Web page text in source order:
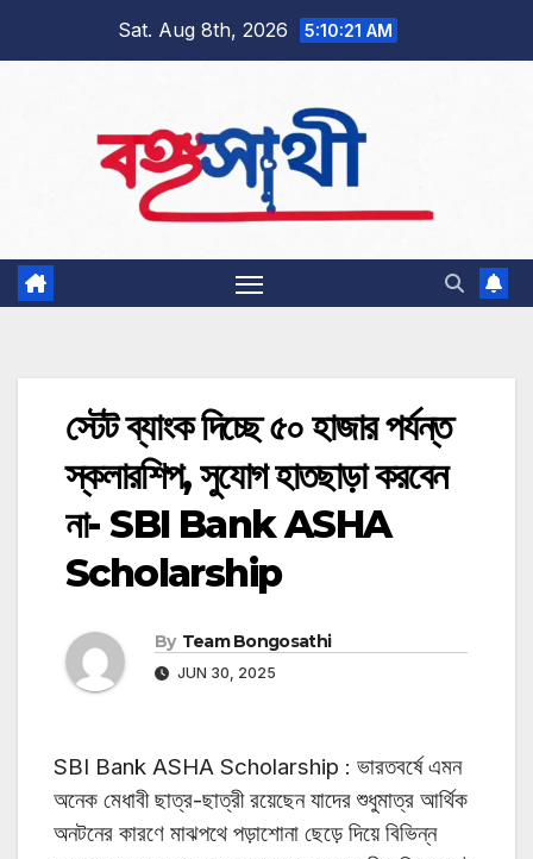
Sat. Aug 8th, 2026 5:10:22 AM
স্টেট ব্যাংক দিচ্ছে ৫০ হাজার পর্যন্ত
স্কলারশিপ, সুযোগ হাতছাড়া করবেন
না- SBI Bank ASHA
Scholarship
By Team Bongosathi
JUN 30, 2025
SBI Bank ASHA Scholarship : ভারতবর্ষে এমন
অনেক মেধাবী ছাত্র-ছাত্রী রয়েছেন যাদের শুধুমাত্র আর্থিক
অনটনের কারণে মাঝপথে পড়াশোনা ছেড়ে দিয়ে বিভিন্ন